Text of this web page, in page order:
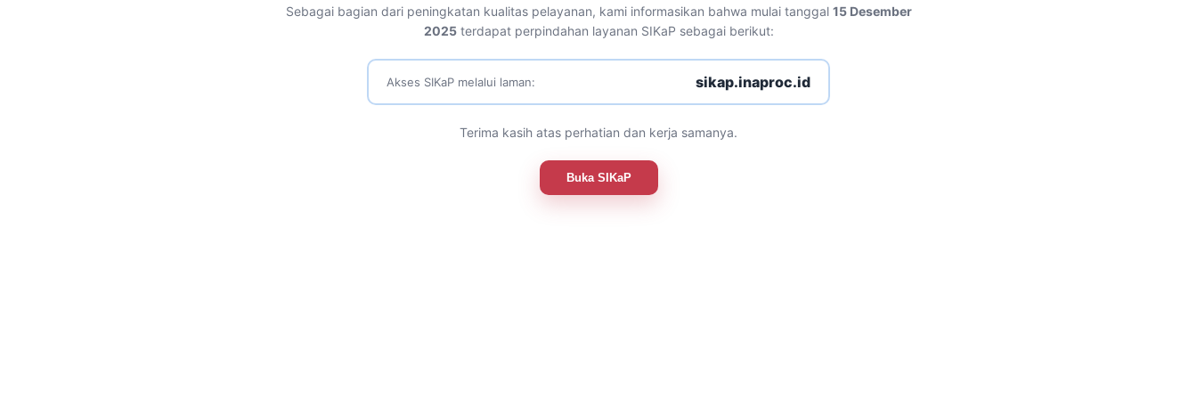
Sebagai bagian dari peningkatan kualitas pelayanan, kami informasikan bahwa mulai tanggal 15 Desember
2025terdapat perpindahan layanan SIKaP sebagai berikut:
Akses SIKaP melalui laman: sikap.inaproc.id
Terima kasih atas perhatian dan kerja samanya.
Buka SIKaP